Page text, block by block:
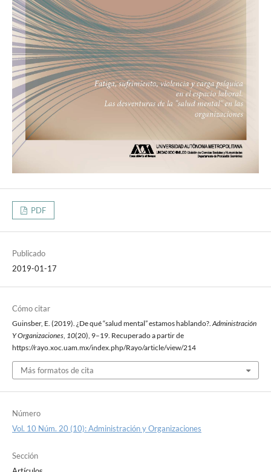
PDF
Publicado
2019-01-17
Cómo citar
Guinsber, E. (2019). ¿De qué “salud mental” estamos hablando?.Administración
Y Organizaciones, 10(20), 9–19. Recuperado a partir de
https://rayo.xoc.uam.mx/index.php/Rayo/article/view/214
Más formatos de cita
Número
Vol. 10 Núm. 20 (10): Administración y Organizaciones
Sección